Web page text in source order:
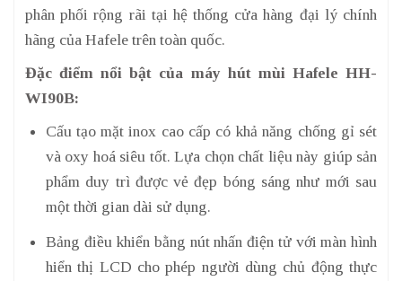
phân phối rộng rãi tại hệ thống cửa hàng đại lý chính
hãng của Hafele trên toàn quốc.
Đặc điểm nổi bật của máy hút mùi Hafele HH-
WI90B:
Cấu tạo mặt inox cao cấp có khả năng chống gỉ sét
và oxy hoá siêu tốt. Lựa chọn chất liệu này giúp sản
phẩm duy trì được vẻ đẹp bóng sáng như mới sau
một thời gian dài sử dụng.
Bảng điều khiển bằng nút nhấn điện tử với màn hình
hiển thị LCD cho phép người dùng chủ động thực